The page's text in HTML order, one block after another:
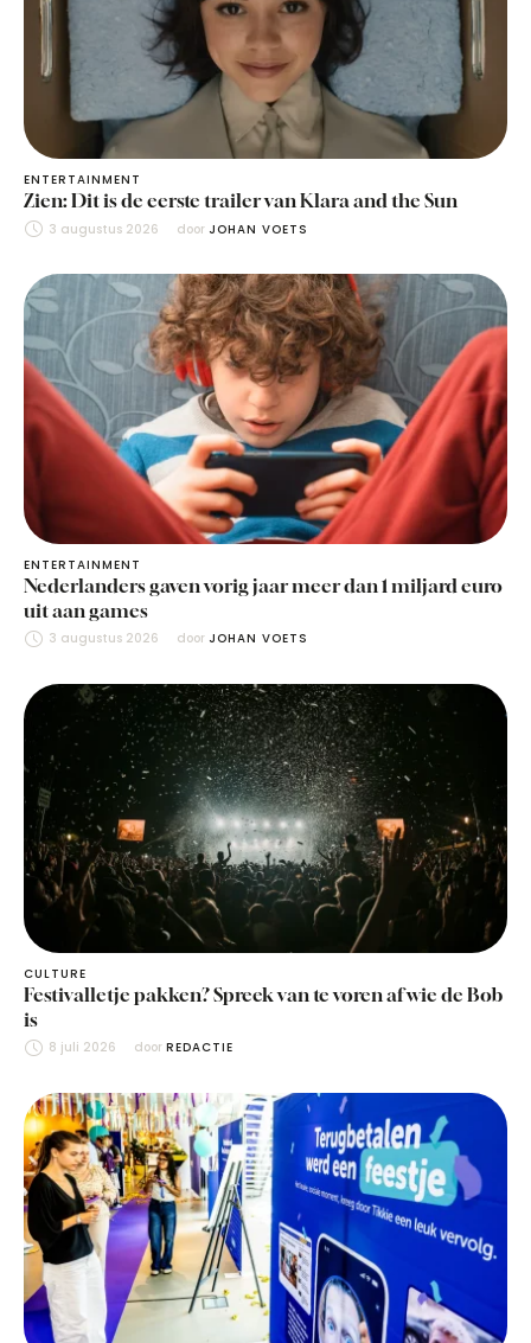
ENTERTAINMENT
Zien: Dit is de eerste trailer van Klara and the Sun
3 augustus 2026 door JOHAN VOETS
ENTERTAINMENT
Nederlanders gaven vorig jaar meer dan 1 miljard euro
uit aan games
3 augustus 2026 door JOHAN VOETS
CULTURE
Festivalletje pakken? Spreek van te voren af wie de Bob
is
8 juli 2026 door REDACTIE